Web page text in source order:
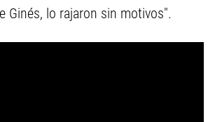
Ginés, lo rajaron sin motivos".